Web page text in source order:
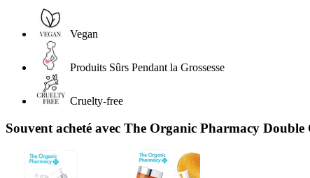
Vegan
Produits Sûrs Pendant la Grossesse
Cruelty-free
Souvent acheté avec The Organic Pharmacy Double